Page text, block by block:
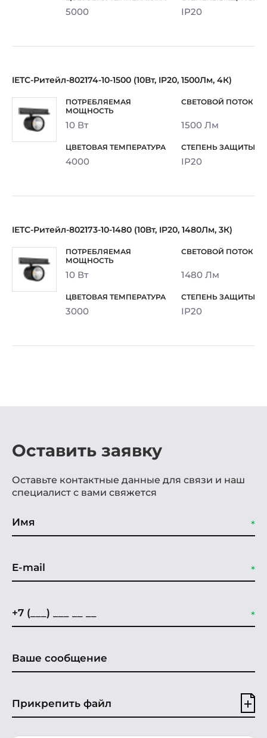
5000 IP20
IETC-Ритейл-802174-10-1500 (10Вт, IP20, 1500Лм, 4К)
10 Вт 1500 Лм
4000 IP20
IETC-Ритейл-802173-10-1480 (10Вт, IP20, 1480Лм, 3К)
10 Вт 1480 Лм
3000 IP20
Оставить заявку
Оставьте контактные данные для связи и наш
специалист с вами свяжется
Прикрепить файл